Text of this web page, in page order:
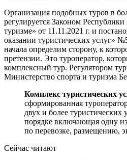
Организация подобных туров в
регулируется Законом
туризме» от 11.11.2021 г. и
оказании туристических услуг»
начала определим сторону, к
претензии. Это туроператор,
комплексный тур. Регулятором
Министерство спорта и туризма
Комплекс туристических
сформированная
двух и более туристических
порядке включающая одну
по перевозке, размещению,
Сейчас читают